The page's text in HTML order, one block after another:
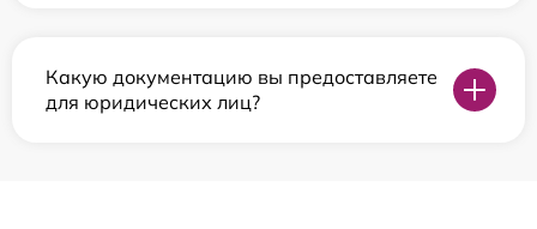
Какую документацию вы предоставляете
для юридических лиц?